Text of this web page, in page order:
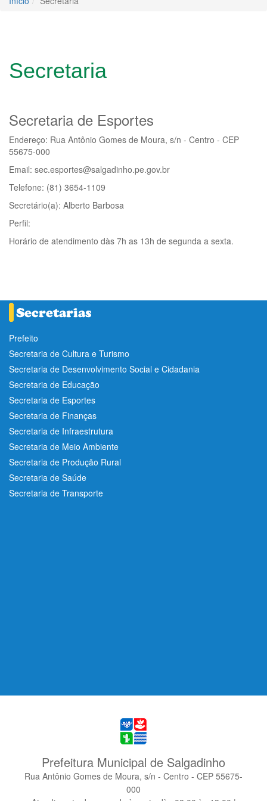
Secretaria
Secretaria de Esportes
Endereço: Rua Antônio Gomes de Moura, s/n - Centro - CEP
55675-000
Email: sec.esportes@salgadinho.pe.gov.br
Telefone: (81) 3654-1109
Secretário(a): Alberto Barbosa
Perfil:
Horário de atendimento dàs 7h as 13h de segunda a sexta.
Prefeito
Secretaria de Cultura e Turismo
Secretaria de Desenvolvimento Social e Cidadania
Secretaria de Educação
Secretaria de Esportes
Secretaria de Finanças
Secretaria de Infraestrutura
Secretaria de Meio Ambiente
Secretaria de Produção Rural
Secretaria de Saúde
Secretaria de Transporte
Prefeitura Municipal de Salgadinho
Rua Antônio Gomes de Moura, s/n - Centro - CEP 55675-
000